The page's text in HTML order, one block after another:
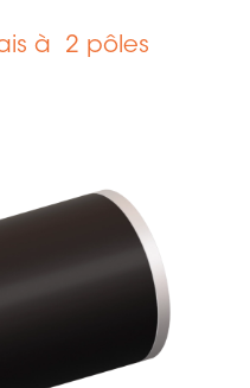
à 2 pôles